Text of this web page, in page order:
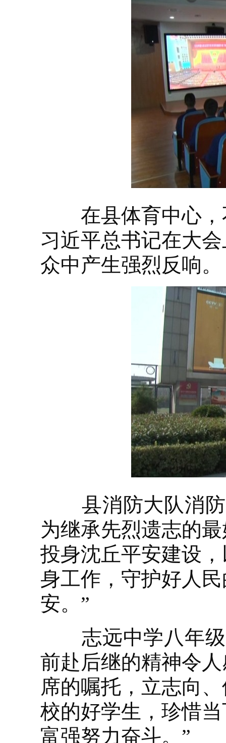
在县体育中心，
习近平总书记在大
众中产生强烈反响。
县消防大队消防
为继承先烈遗志的
投身沈丘平安建设
身工作，守护好人
安。”
志远中学八年级
前赴后继的精神令
席的嘱托，立志向
校的好学生，珍惜
富强努力奋斗。”